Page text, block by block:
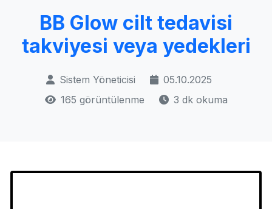
BB Glow cilt tedavisi
takviyesi veya yedekleri
Sistem Yöneticisi
05.10.2025
165 görüntülenme
3 dk okuma